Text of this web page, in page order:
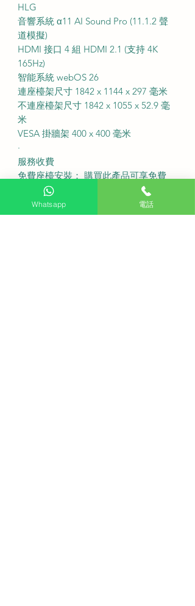
HLG
音響系統 α11 AI Sound Pro (11.1.2 聲
道模擬)
HDMI 接口 4 組 HDMI 2.1 (支持 4K
165Hz)
智能系統 webOS 26
連座檯架尺寸 1842 x 1144 x 297 毫米
不連座檯架尺寸 1842 x 1055 x 52.9 毫
米
VESA 掛牆架 400 x 400 毫米
·
服務收費
免費座檯安裝： 購買此產品可享免費
座檯安裝服務
送貨費用：不收費 (偏遠地區或需額外
收費)
Whatsapp 電話